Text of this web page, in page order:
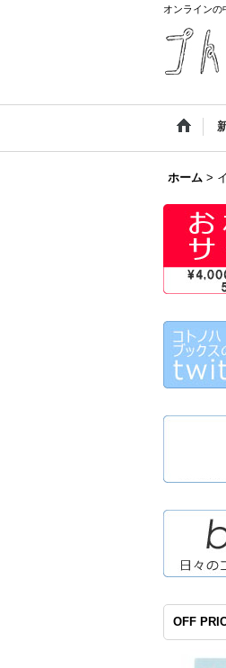
オンライン
ホーム >
OFF